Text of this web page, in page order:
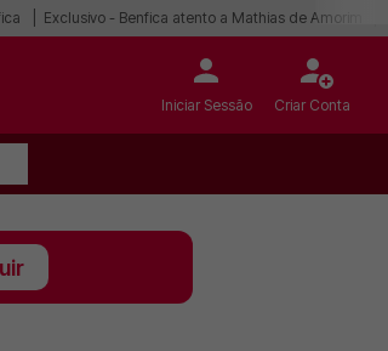
Exclusivo - Benfica atento a Mathias de Amorim
Iniciar Sessão Criar Conta